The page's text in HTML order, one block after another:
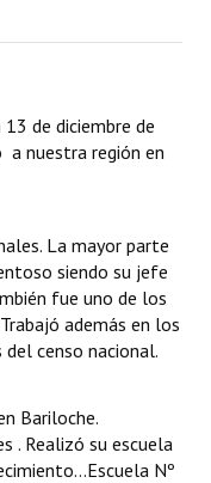
de diciembre de
a nuestra región en
La mayor parte
siendo su jefe
fue uno de los
además en los
censo nacional.
Bariloche.
. Realizó su escuela
Nº